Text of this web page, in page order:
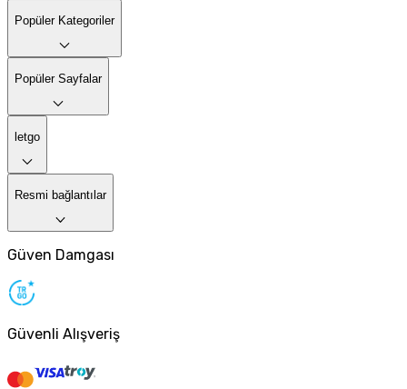
Popüler Kategoriler
Popüler Sayfalar
letgo
Resmi bağlantılar
Güven Damgası
Güvenli Alışveriş